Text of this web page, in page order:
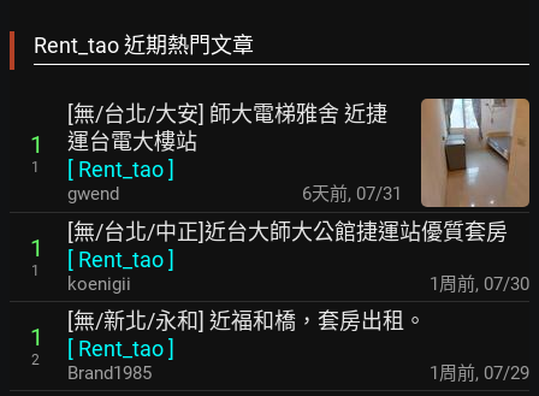
Rent_tao 近期熱門文章
1
1
[無/台北/大安] 師大電梯雅舍 近捷
運台電大樓站
[ Rent_tao]
gwend 6天前, 07/31
1
1
[無/台北/中正]近台大師大公館捷運站優質套房
[ Rent_tao]
koenigii 1周前, 07/30
1
2
[無/新北/永和] 近福和橋，套房出租。
[ Rent_tao]
Brand1985 1周前, 07/29